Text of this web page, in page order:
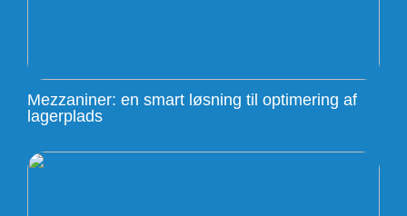
Mezzaniner: en smart løsning til optimering af
lagerplads